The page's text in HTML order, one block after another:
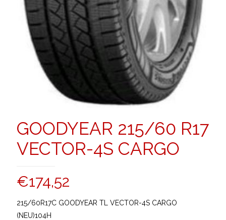
GOODYEAR 215/60 R17
VECTOR-4S CARGO
€174,52
215/60R17C GOODYEAR TL VECTOR-4S CARGO
(NEU)104H